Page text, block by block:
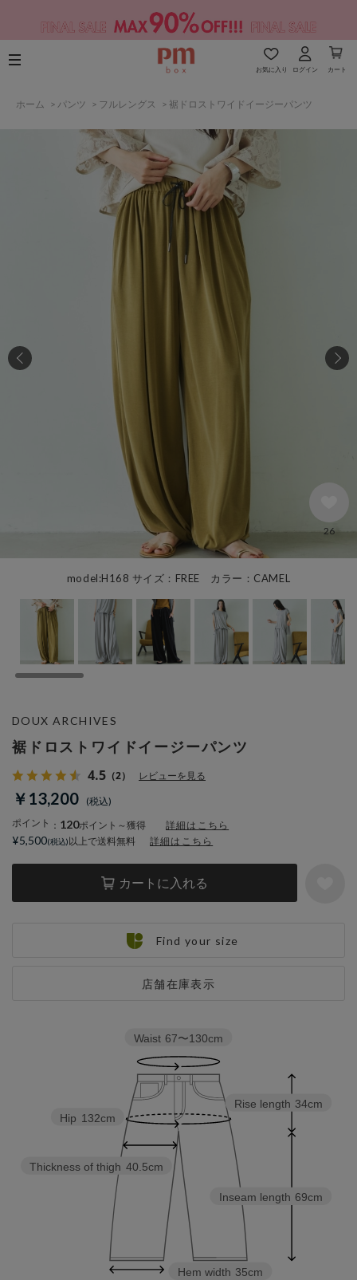
お気に入り ログイン カート
ホーム > パンツ > フルレングス > 裾ドロストワイドイージーパンツ
model:H168 サイズ：FREE カラー：CAMEL
26
裾ドロストワイドイージーパンツ
4.5 （2） レビューを見る
￥13,200
ポイント ： 120ポイント～獲得 詳細はこちら
カートに入れる
店舗在庫表示
DOUX ARCHIVES
¥5,500 以上で送料無料 詳細はこちら
Find your size
Inseam length 69cm
Rise length 34cm
Hem width 35cm
Thickness of thigh 40.5cm
Hip 132cm
Waist 67〜130cm